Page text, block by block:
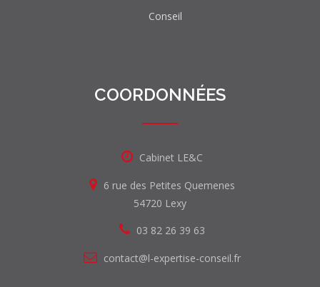
Conseil
COORDONNÉES
Cabinet LE&C
6 rue des Petites Quemenes
54720 Lexy
03 82 26 39 63
contact@l-expertise-conseil.fr